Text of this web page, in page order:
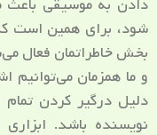
شود، برای همین است
بخش خاطراتمان فعال
و ما همزمان می‌توانیم
دلیل درگیر کردن
نویسنده باشد.